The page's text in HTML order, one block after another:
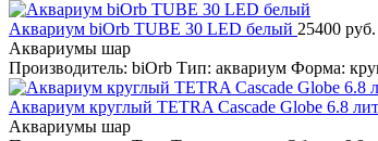
Аквариум biOrb TUBE 30 LED белый 25400 руб.
Аквариумы шар
Производитель: biOrb Тип: аквариум Форма:
Аквариум круглый TETRA Cascade Globe 6.8
Аквариумы шар